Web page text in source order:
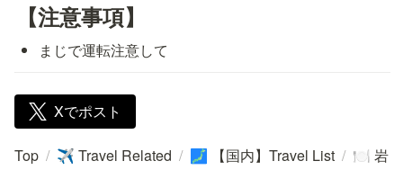
て大満足😋 透き通ったエメラルドグリーンの川を眺めながら食事を楽
しめるのも、中々他では味わえないので感動しました👏 こちらのお店
は車1台しか通れない山奥の険しい道を登った先にあり、向かうだけで
もひと苦労🚗 駐車場から吊り橋を渡ってお店に向かうのですが、その
と思いました😌 #岐阜旅行 #岐阜ランチ #中津川 #中津川ランチ #付知
狭 #岩魚の里 #岩魚の里峡 ーーーーーーーーー ◆岐阜県飛騨〜東濃地域
のグルメ/カフェ/観光地を紹介しています♪→ @hida_to_tono ◆ハッシ
ュダグで掲載のお声かけさせて頂くかもしれません♪→ #hidatotono ー
ーーーーーーーー #岐阜観光 #岐阜観光スポット #岐阜好きな人と繋が
【注意事項】
まじで運転注意して
Xでポスト
Top / ✈️ Travel Related / 🗾 【国内】Travel List / 🍽️ 岩